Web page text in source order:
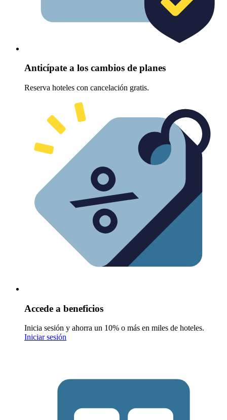
Anticípate a los cambios de planes
Reserva hoteles con cancelación gratis.
Accede a beneficios
Inicia sesión y ahorra un 10% o más en miles de hoteles.
Iniciar sesión